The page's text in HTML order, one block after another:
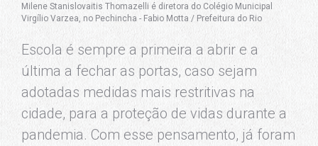
Milene Stanislovaitis Thomazelli é diretora do Colégio Municipal
Virgílio Varzea, no Pechincha - Fabio Motta / Prefeitura do Rio
Escola é sempre a primeira a abrir e a
última a fechar as portas, caso sejam
adotadas medidas mais restritivas na
cidade, para a proteção de vidas durante a
pandemia. Com esse pensamento, já foram